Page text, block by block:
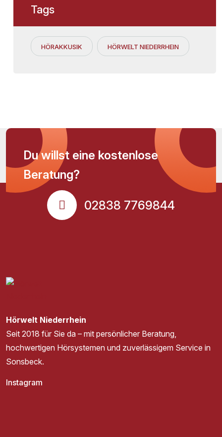
Tags
HÖRAKKUSIK HÖRWELT NIEDERRHEIN
Du willst eine kostenlose
Beratung?
02838 7769844
Hörwelt Niederrhein
Seit 2018 für Sie da – mit persönlicher Beratung,
hochwertigen Hörsystemen und zuverlässigem Service in
Sonsbeck.
Instagram